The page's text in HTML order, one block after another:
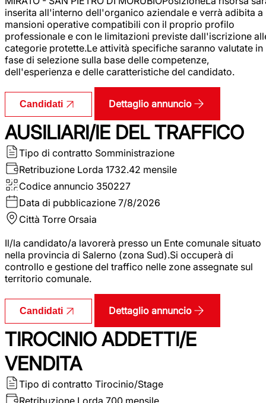
inserita all'interno dell'organico aziendale e verrà adibita a
mansioni operative compatibili con il proprio profilo
professionale e con le limitazioni previste dall'iscrizione
categorie protette.Le attività specifiche saranno valutate in
fase di selezione sulla base delle competenze,
dell'esperienza e delle caratteristiche del candidato.
Candidati Dettaglio annuncio
AUSILIARI/IE DEL TRAFFICO
Tipo di contratto Somministrazione
Retribuzione Lorda 1732.42 mensile
Codice annuncio 350227
Data di pubblicazione 7/8/2026
Città Torre Orsaia
Il/la candidato/a lavorerà presso un Ente comunale situato
nella provincia di Salerno (zona Sud).Si occuperà di
controllo e gestione del traffico nelle zone assegnate sul
territorio comunale.
Candidati Dettaglio annuncio
TIROCINIO ADDETTI/E
VENDITA
Tipo di contratto Tirocinio/Stage
Retribuzione Lorda 700 mensile